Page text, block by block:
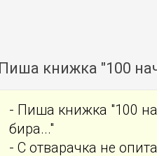
Пиша книжка "100
- Пиша книжка "100
бира..."
- С отварачка не